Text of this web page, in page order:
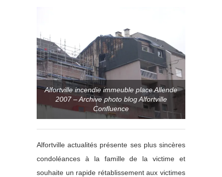
Alfortville incendie immeuble place Allende
2007 – Archive photo blog Alfortville
Confluence
Alfortville actualités présente ses plus sincères
condoléances à la famille de la victime et
souhaite un rapide rétablissement aux victimes